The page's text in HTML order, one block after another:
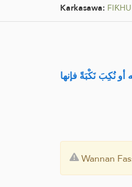
Karkasawa:
نُكِبَ نَكْبَةً فإنها
Wannan